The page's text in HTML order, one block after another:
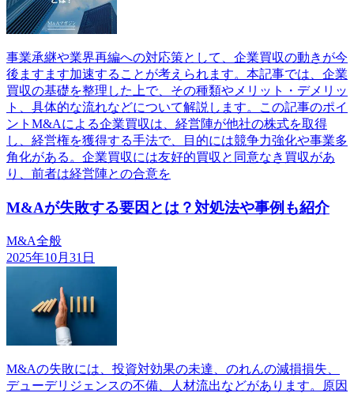
事業承継や業界再編への対応策として、企業買収の動きが今
後ますます加速することが考えられます。本記事では、企業
買収の基礎を整理した上で、その種類やメリット・デメリッ
ト、具体的な流れなどについて解説します。この記事のポイ
ントM&Aによる企業買収は、経営陣が他社の株式を取得
し、経営権を獲得する手法で、目的には競争力強化や事業多
角化がある。企業買収には友好的買収と同意なき買収があ
り、前者は経営陣との合意を
M&Aが失敗する要因とは？対処法や事例も紹介
M&A全般
2025年10月31日
M&Aの失敗には、投資対効果の未達、のれんの減損損失、
デューデリジェンスの不備、人材流出などがあります。原因